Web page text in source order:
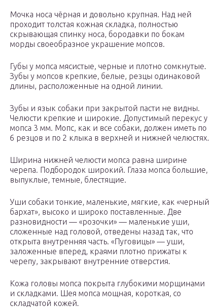
Мочка носа чёрная и довольно крупная. Над ней
проходит толстая кожная складка, полностью
скрывающая спинку носа, бородавки по бокам
морды своеобразное украшение мопсов.
Губы у мопса мясистые, черные и плотно сомкнутые.
Зубы у мопсов крепкие, белые, резцы одинаковой
длины, расположенные на одной линии.
Зубы и язык собаки при закрытой пасти не видны.
Челюсти крепкие и широкие. Допустимый перекус у
мопса 3 мм. Мопс, как и все собаки, должен иметь по
6 резцов и по 2 клыка в верхней и нижней челюстях.
Ширина нижней челюсти мопса равна ширине
черепа. Подбородок широкий. Глаза мопса большие,
выпуклые, темные, блестящие.
Уши собаки тонкие, маленькие, мягкие, как «черный
бархат», высоко и широко поставленные. Две
разновидности — «розочки» — маленькие уши,
сложенные над головой, отведены назад так, что
открыта внутренняя часть. «Пуговицы» — уши,
заложенные вперед, краями плотно прижаты к
черепу, закрывают внутренние отверстия.
Кожа головы мопса покрыта глубокими морщинами
и складками. Шея мопса мощная, короткая, со
складчатой кожей.